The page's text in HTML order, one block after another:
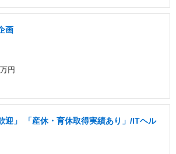
画
円
迎」 「産休・育休取得実績あり」/ITヘル